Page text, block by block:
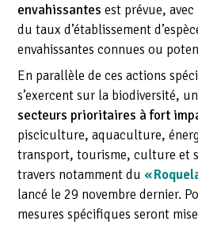
envahissantes est prévue,
du taux d’établissement
envahissantes connues ou
En parallèle de ces actions
s’exercent sur la biodiversité, un
secteurs prioritaires à fort
pisciculture, aquaculture,
transport, tourisme, culture et
travers notamment du «
lancé le 29 novembre dernier.
mesures spécifiques seront